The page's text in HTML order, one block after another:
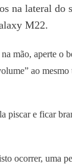
na lateral do
M22.
mão, aperte o
ao mesmo
piscar e ficar
ocorrer, uma